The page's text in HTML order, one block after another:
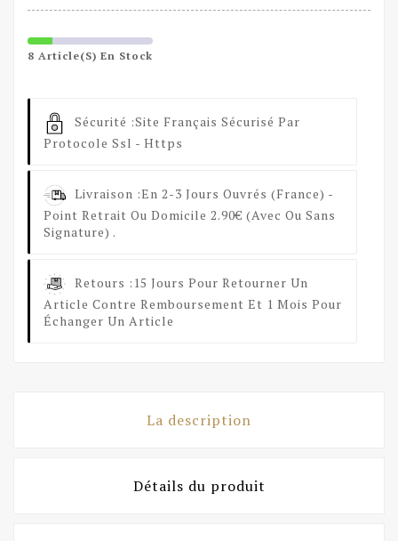
8 Article(s) En Stock
Sécurité :Site Français Sécurisé Par
Protocole Ssl - Https
Livraison :En 2-3 Jours Ouvrés (France) -
Point Retrait Ou Domicile 2.90€ (avec Ou Sans
Signature) .
Retours : 15 Jours Pour Retourner Un
Article Contre Remboursement Et 1 Mois Pour
Échanger Un Article
La description
Détails du produit